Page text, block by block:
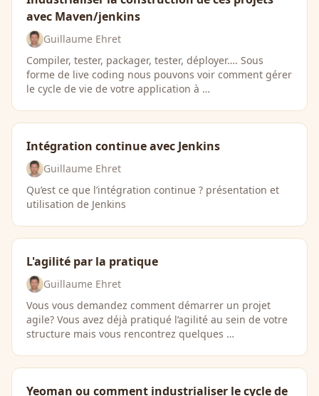
avec Maven/jenkins
Guillaume Ehret
Compiler, tester, packager, tester, déployer…. Sous
forme de live coding nous pouvons voir comment gérer
le cycle de vie de votre application à …
Intégration continue avec Jenkins
Guillaume Ehret
Qu’est ce que l’intégration continue ? présentation et
utilisation de Jenkins
L'agilité par la pratique
Guillaume Ehret
Vous vous demandez comment démarrer un projet
agile? Vous avez déjà pratiqué l’agilité au sein de votre
structure mais vous rencontrez quelques …
Yeoman ou comment industrialiser le cycle de